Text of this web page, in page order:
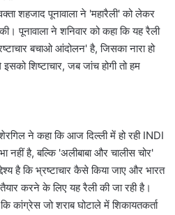
शहजाद पूनावाला ने 'महारैली' को लेकर
पूनावाला ने शनिवार को कहा कि यह रैली
बचाओ आंदोलन' है, जिसका नारा हो
शिष्टाचार, जब जांच होगी तो हम
ने कहा कि आज दिल्ली में हो रही INDI
नहीं है, बल्कि 'अलीबाबा और चालीस चोर'
है कि भ्रष्टाचार कैसे किया जाए और भारत
करने के लिए यह रैली की जा रही है।
कांग्रेस जो शराब घोटाले में शिकायतकर्ता